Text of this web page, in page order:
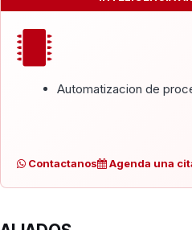
Automatizacion de
Contactanos Agenda una